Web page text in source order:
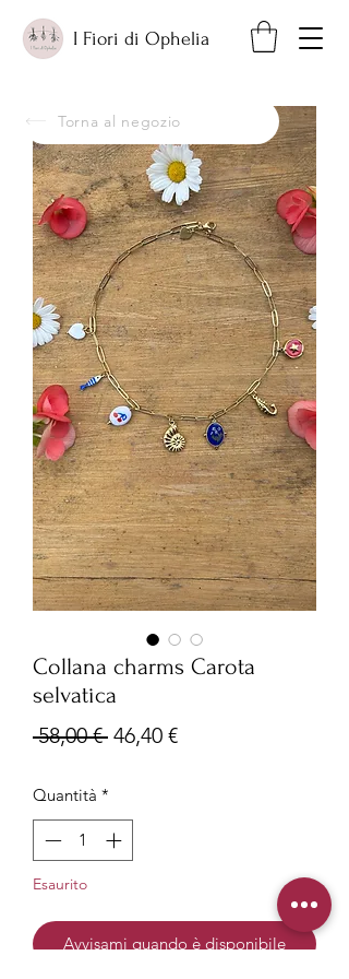
I Fiori di Ophelia
Collana charms Carota
selvatica
58,00 € Prezzo
46,40 €Prezzo
Quantità *
Esaurito
Avvisami quando è disponibile
Torna al negozio